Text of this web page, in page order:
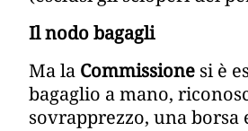
Il nodo bagagli
Ma la Commissione si è
bagaglio a mano,
sovrapprezzo, una borsa